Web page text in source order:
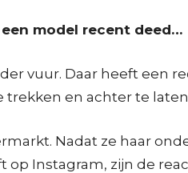
model recent deed…
vuur. Daar heeft een
trekken en achter te
Nadat ze haar
op Instagram, zijn de